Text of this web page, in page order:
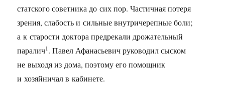
статского советника до сих пор. Частичная потеря
зрения, слабость и сильные внутричерепные боли;
а к старости доктора предрекали дрожательный
паралич1. Павел Афанасьевич руководил сыском
не выходя из дома, поэтому его помощник
и хозяйничал в кабинете.